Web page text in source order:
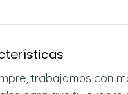
trabajamos con